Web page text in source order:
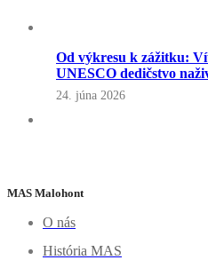
Od výkresu k zážitku:
UNESCO dedičstvo
24. júna 2026
MAS Malohont
O nás
História MAS